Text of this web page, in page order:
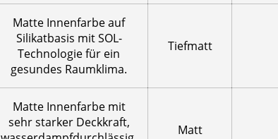
Matte Innenfarbe auf
Silikatbasis mit SOL-
Technologie für ein
gesundes Raumklima.
Tiefmatt
Matte Innenfarbe mit
sehr starker Deckkraft,
Matt